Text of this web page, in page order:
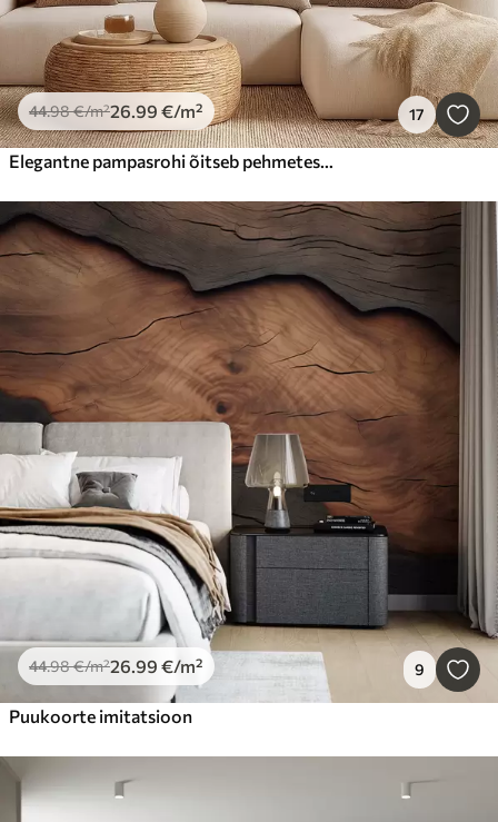
44.98€/m²26.99 €/m² 17
Elegantne pampasrohi õitseb pehmetes beežides ja piimjas toonides
44.98€/m²26.99 €/m² 9
Puukoorte imitatsioon